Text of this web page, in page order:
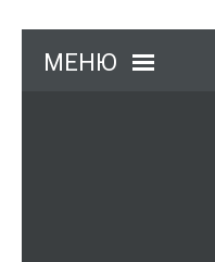
МЕНЮ